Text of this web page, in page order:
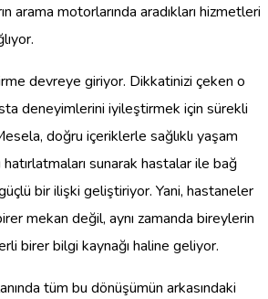
arama motorlarında aradıkları hizmetleri
devreye giriyor. Dikkatinizi çeken o
deneyimlerini iyileştirmek için sürekli
doğru içeriklerle sağlıklı yaşam
sunarak hastalar ile bağ
bir ilişki geliştiriyor. Yani, hastaneler
mekan değil, aynı zamanda bireylerin
birer bilgi kaynağı haline geliyor.
tüm bu dönüşümün arkasındaki